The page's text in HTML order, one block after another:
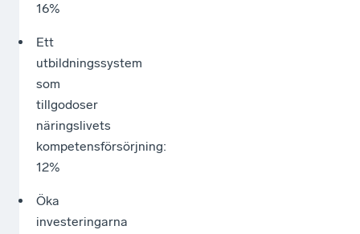
16%
Ett
utbildningssystem
som
tillgodoser
näringslivets
kompetensförsörjning:
12%
Öka
investeringarna